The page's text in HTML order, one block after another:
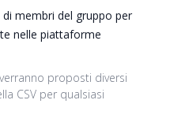
membri del gruppo per
nelle piattaforme
proposti diversi
CSV per qualsiasi